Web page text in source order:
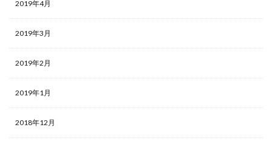
2019年4月
2019年3月
2019年2月
2019年1月
2018年12月